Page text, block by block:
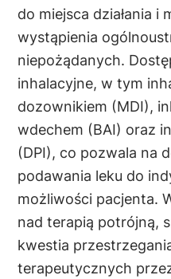
do miejsca działania i
wystąpienia
niepożądanych.
inhalacyjne, w tym
dozownikiem (MDI),
wdechem (BAI) oraz
(DPI), co pozwala na
podawania leku do
możliwości pacjenta.
nad terapią potrójną,
kwestia
terapeutycznych